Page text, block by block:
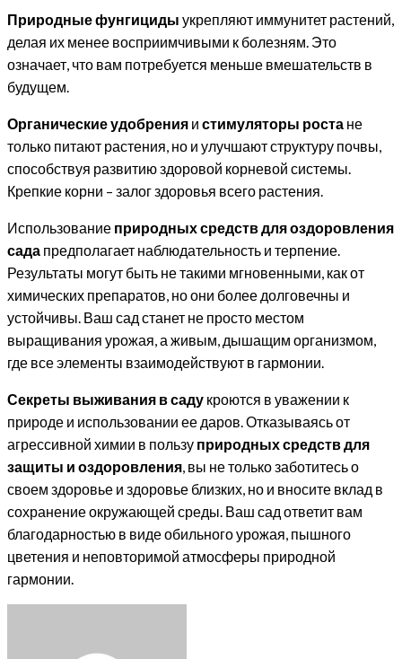
Природные фунгициды укрепляют иммунитет растений,
делая их менее восприимчивыми к болезням. Это
означает, что вам потребуется меньше вмешательств в
будущем.
Органические удобрения и стимуляторы роста не
только питают растения, но и улучшают структуру почвы,
способствуя развитию здоровой корневой системы.
Крепкие корни – залог здоровья всего растения.
Использование природных средств для оздоровления
сада предполагает наблюдательность и терпение.
Результаты могут быть не такими мгновенными, как от
химических препаратов, но они более долговечны и
устойчивы. Ваш сад станет не просто местом
выращивания урожая, а живым, дышащим организмом,
где все элементы взаимодействуют в гармонии.
Секреты выживания в саду кроются в уважении к
природе и использовании ее даров. Отказываясь от
агрессивной химии в пользу природных средств для
защиты и оздоровления, вы не только заботитесь о
своем здоровье и здоровье близких, но и вносите вклад в
сохранение окружающей среды. Ваш сад ответит вам
благодарностью в виде обильного урожая, пышного
цветения и неповторимой атмосферы природной
гармонии.